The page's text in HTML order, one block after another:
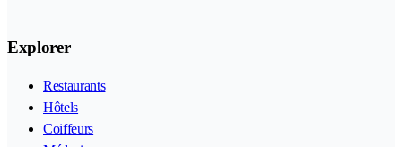
Explorer
Restaurants
Hôtels
Coiffeurs